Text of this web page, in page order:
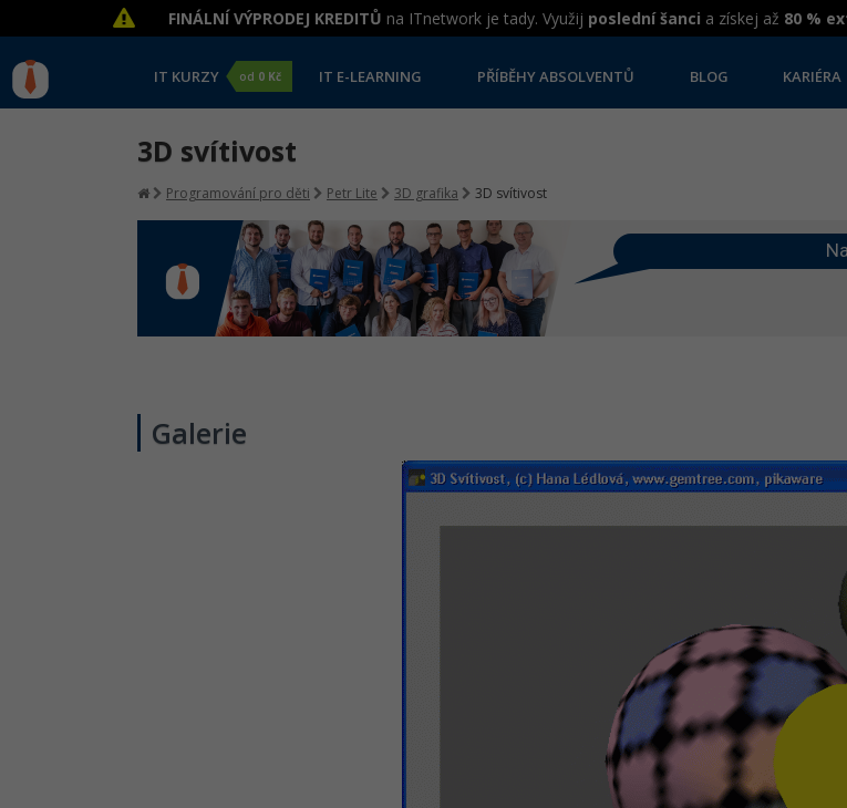
FINÁLNÍ VÝPRODEJ KREDITŮ na ITnetwork je tady. Využij poslední šanci a získej až 80 %
IT KURZY od 0 Kč IT E-LEARNING PŘÍBĚHY ABSOLVENTŮ BLOG KARIÉRA
3D svítivost
Programování pro děti Petr Lite 3D grafika 3D svítivost
Galerie